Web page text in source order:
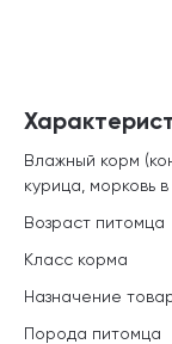
Влажный корм
курица, морковь
Возраст питомца
Класс корма
Назначение
Порода питомца